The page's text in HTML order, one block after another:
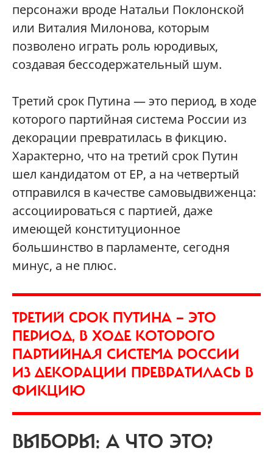
персонажи вроде Натальи Поклонской
или Виталия Милонова, которым
позволено играть роль юродивых,
создавая бессодержательный шум.
Третий срок Путина — это период, в ходе
которого партийная система России из
декорации превратилась в фикцию.
Характерно, что на третий срок Путин
шел кандидатом от ЕР, а на четвертый
отправился в качестве самовыдвиженца:
ассоциироваться с партией, даже
имеющей конституционное
большинство в парламенте, сегодня
минус, а не плюс.
ТРЕТИЙ СРОК ПУТИНА — ЭТО
ПЕРИОД, В ХОДЕ КОТОРОГО
ПАРТИЙНАЯ СИСТЕМА РОССИИ
ИЗ ДЕКОРАЦИИ ПРЕВРАТИЛАСЬ В
ФИКЦИЮ
ВЫБОРЫ: А ЧТО ЭТО?